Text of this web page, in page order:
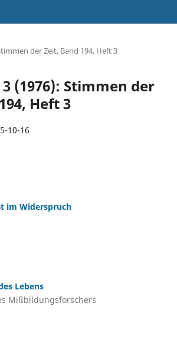
der Zeit, Band 194, Heft 3
3 (1976): Stimmen der
Heft 3
10-16
im Widerspruch
Lebens
Mißbildungsforschers